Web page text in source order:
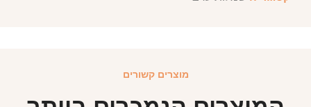
מוצרים קשורים